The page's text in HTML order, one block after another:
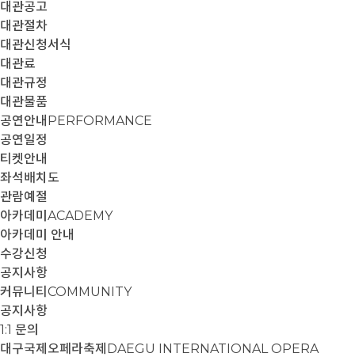
대관공고
대관절차
대관신청서식
대관료
대관규정
대관물품
공연안내 PERFORMANCE
공연일정
티켓안내
좌석배치도
관람예절
아카데미 ACADEMY
아카데미 안내
수강신청
공지사항
커뮤니티 COMMUNITY
공지사항
1:1 문의
대구국제오페라축제 DAEGU INTERNATIONAL OPERA